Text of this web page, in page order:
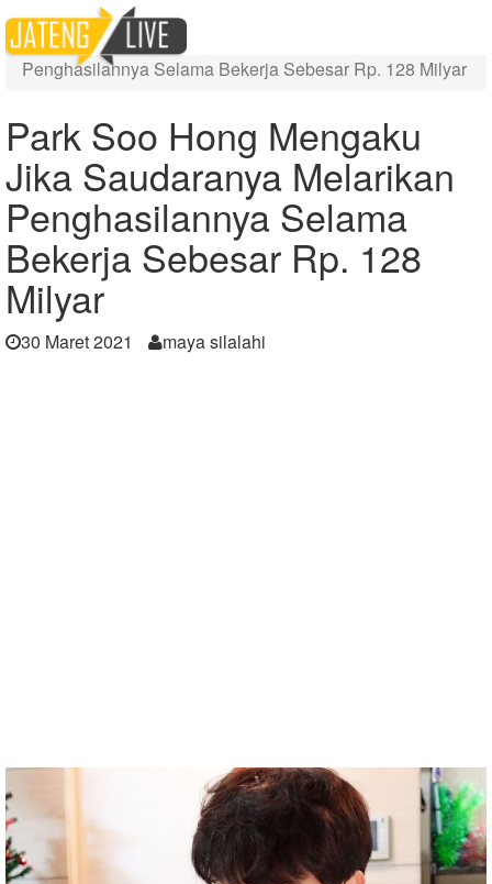
Home
Berita
Park Soo Hong Mengaku Jika Saudaranya Melarikan
Penghasilannya Selama Bekerja Sebesar Rp. 128 Milyar
Park Soo Hong Mengaku
Jika Saudaranya Melarikan
Penghasilannya Selama
Bekerja Sebesar Rp. 128
Milyar
30 Maret 2021 maya silalahi